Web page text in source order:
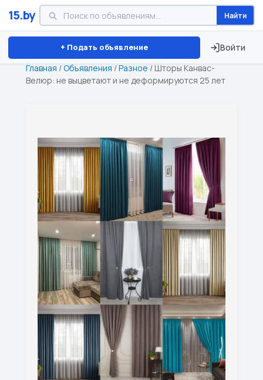
15.by Найти
+ Подать объявление Войти
Минск Витебск Брест ⏱ ТОЛЬКО 15 ДНЕЙ
Главная /Объявления /Разное / Шторы Канвас-
Велюр: не выцветают и не деформируются 25 лет